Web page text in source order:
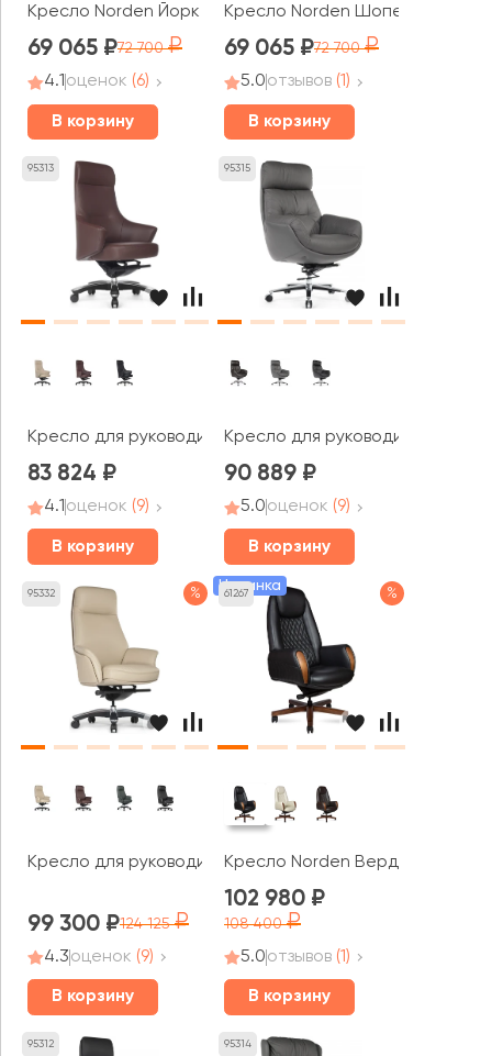
Кресло Norden Йорк / York
69 065 72 700
4.1оценок (6)
В корзину
Кресло Norden Шопен
69 065 72 700
5.0отзывов (1)
В корзину
95313
Кресло для руководителя RV ДИЗАЙН Джотто / Jotto
83 824
4.1 оценок (9)
В корзину
95315
Кресло для руководителя RV
90 889
5.0оценок (9)
В корзину
95332 %
Кресло для руководителя RV ДИЗАЙН Батисто / Batisto
99 300 124 125
4.3оценок (9)
В корзину
61267
Новинка %
Кресло Norden Верди / Verdi
102 980
108 400
5.0отзывов (1)
В корзину
95312 95314